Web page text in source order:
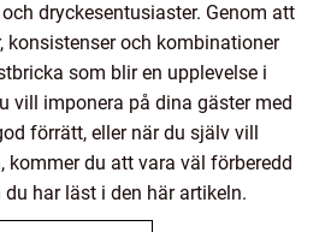
dryckesentusiaster. Genom att
konsistenser och kombinationer
som blir en upplevelse i
vill imponera på dina gäster med
förrätt, eller när du själv vill
kommer du att vara väl förberedd
har läst i den här artikeln.